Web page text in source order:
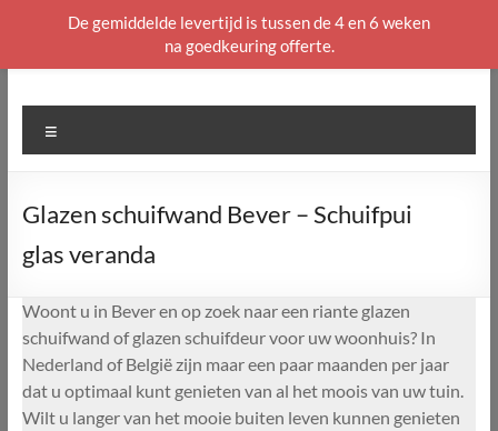
naar
Glazen schuifwand Bever – Schuifpui
glas veranda
Woont u in Bever en op zoek naar een riante glazen
schuifwand of glazen schuifdeur voor uw woonhuis? In
Nederland of België zijn maar een paar maanden per jaar
dat u optimaal kunt genieten van al het moois van uw tuin.
Wilt u langer van het mooie buiten leven kunnen genieten
De gemiddelde levertijd is tussen de 4 en 6 weken
na goedkeuring offerte.